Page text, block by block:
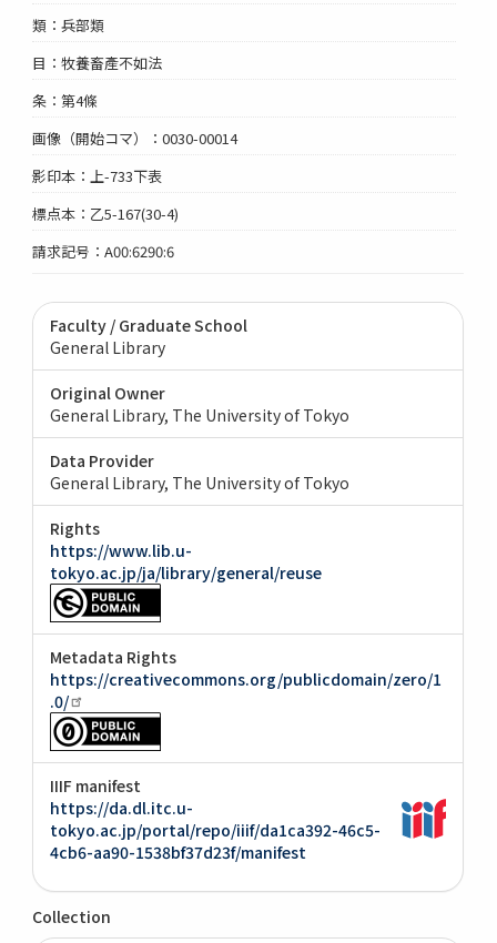
類：兵部類
目：牧養畜產不如法
条：第4條
画像（開始コマ）：0030-00014
影印本：上-733下表
標点本：乙5-167(30-4)
請求記号：A00:6290:6
Faculty / Graduate School
General Library
Original Owner
General Library, The University of Tokyo
Data Provider
General Library, The University of Tokyo
Rights
https://www.lib.u-
tokyo.ac.jp/ja/library/general/reuse
Metadata Rights
https://creativecommons.org/publicdomain/zero/1
.0/
IIIF manifest
https://da.dl.itc.u-
tokyo.ac.jp/portal/repo/iiif/da1ca392-46c5-
4cb6-aa90-1538bf37d23f/manifest
Collection